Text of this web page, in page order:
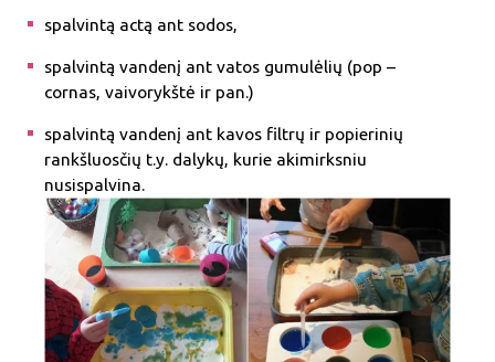
spalvintą actą ant sodos,
spalvintą vandenį ant vatos gumulėlių (pop –
cornas, vaivorykštė ir pan.)
spalvintą vandenį ant kavos filtrų ir popierinių
rankšluosčių t.y. dalykų, kurie akimirksniu
nusispalvina.